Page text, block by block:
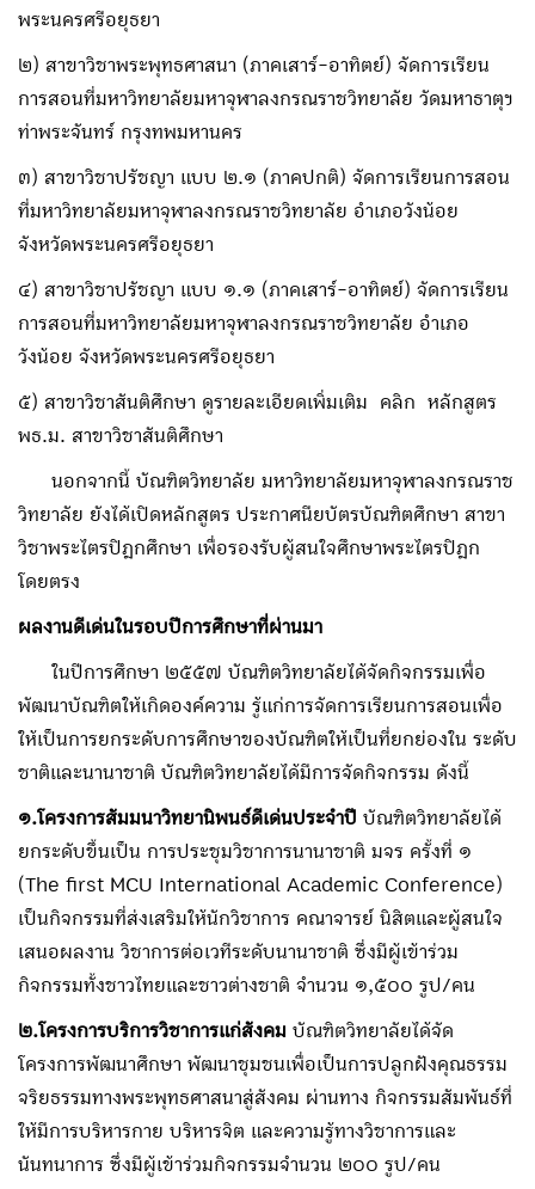
พระนครศรีอยุธยา
๒) สาขาวิชาพระพุทธศาสนา (ภาคเสาร์-อาทิตย์) จัดการเรียน
การสอนที่มหาวิทยาลัยมหาจุฬาลงกรณราชวิทยาลัย วัดมหาธาตุฯ
ท่าพระจันทร์ กรุงทพมหานคร
๓) สาขาวิชาปรัชญา แบบ ๒.๑ (ภาคปกติ) จัดการเรียนการสอน
ที่มหาวิทยาลัยมหาจุฬาลงกรณราชวิทยาลัย อำเภอวังน้อย
จังหวัดพระนครศรีอยุธยา
๔) สาขาวิชาปรัชญา แบบ ๑.๑ (ภาคเสาร์-อาทิตย์) จัดการเรียน
การสอนที่มหาวิทยาลัยมหาจุฬาลงกรณราชวิทยาลัย อำเภอ
วังน้อย จังหวัดพระนครศรีอยุธยา
๕) สาขาวิชาสันติศึกษา ดูรายละเอียดเพิ่มเติม คลิก หลักสูตร
พธ.ม. สาขาวิชาสันติศึกษา
นอกจากนี้ บัณฑิตวิทยาลัย มหาวิทยาลัยมหาจุฬาลงกรณราช
วิทยาลัย ยังได้เปิดหลักสูตร ประกาศนียบัตรบัณฑิตศึกษา สาขา
วิชาพระไตรปิฎกศึกษา เพื่อรองรับผู้สนใจศึกษาพระไตรปิฎก
โดยตรง
ผลงานดีเด่นในรอบปีการศึกษาที่ผ่านมา
ในปีการศึกษา ๒๕๕๗ บัณฑิตวิทยาลัยได้จัดกิจกรรมเพื่อ
พัฒนาบัณฑิตให้เกิดองค์ความ รู้แก่การจัดการเรียนการสอนเพื่อ
ให้เป็นการยกระดับการศึกษาของบัณฑิตให้เป็นที่ยกย่องใน ระดับ
ชาติและนานาชาติ บัณฑิตวิทยาลัยได้มีการจัดกิจกรรม ดังนี้
๑.โครงการสัมมนาวิทยานิพนธ์ดีเด่นประจําปี บัณฑิตวิทยาลัยได้
ยกระดับขึ้นเป็น การประชุมวิชาการนานาชาติ มจร ครั้งที่ ๑
(The first MCU International Academic Conference)
เป็นกิจกรรมที่ส่งเสริมให้นักวิชาการ คณาจารย์ นิสิตและผู้สนใจ
เสนอผลงาน วิชาการต่อเวทีระดับนานาชาติ ซึ่งมีผู้เข้าร่วม
กิจกรรมทั้งชาวไทยและชาวต่างชาติ จํานวน ๑,๕๐๐ รูป/คน
๒.โครงการบริการวิชาการแก่สังคม บัณฑิตวิทยาลัยได้จัด
โครงการพัฒนาศึกษา พัฒนาชุมชนเพื่อเป็นการปลูกฝังคุณธรรม
จริยธรรมทางพระพุทธศาสนาสู่สังคม ผ่านทาง กิจกรรมสัมพันธ์ที่
ให้มีการบริหารกาย บริหารจิต และความรู้ทางวิชาการและ
นันทนาการ ซึ่งมีผู้เข้าร่วมกิจกรรมจํานวน ๒๐๐ รูป/คน